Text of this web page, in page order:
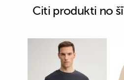
Citi produkti no